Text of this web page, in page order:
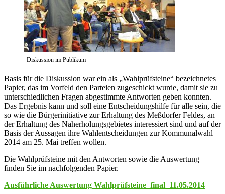
Diskussion im Publikum
Basis für die Diskussion war ein als „Wahlprüfsteine“ bezeichnetes
Papier, das im Vorfeld den Parteien zugeschickt wurde, damit sie zu
unterschiedlichen Fragen abgestimmte Antworten geben konnten.
Das Ergebnis kann und soll eine Entscheidungshilfe für alle sein, die
so wie die Bürgerinitiative zur Erhaltung des Meßdorfer Feldes, an
der Erhaltung des Naherholungsgebietes interessiert sind und auf der
Basis der Aussagen ihre Wahlentscheidungen zur Kommunalwahl
2014 am 25. Mai treffen wollen.
Die Wahlprüfsteine mit den Antworten sowie die Auswertung
finden Sie im nachfolgenden Papier.
Ausführliche Auswertung Wahlprüfsteine_final_11.05.2014